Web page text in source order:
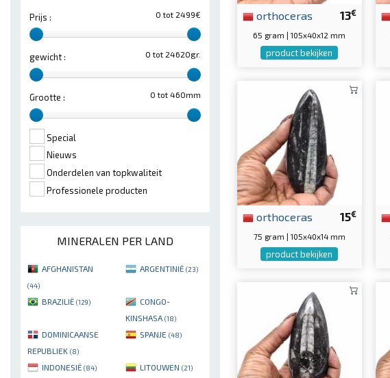
0 tot 2499€
Prijs :
0 tot 24620gr.
gewicht :
0 tot 460mm
Grootte :
Special
Nieuws
Onderdelen van topkwaliteit
Professionele producten
MINERALEN PER LAND
AFGHANISTAN
(44)
ARGENTINIË (23)
BRAZILIË (129)
CONGO-
KINSHASA (18)
DOMINICAANSE
REPUBLIEK (8)
SPANJE (48)
INDONESIË (84) LITOUWEN (21)
13€
orthoceras
65 gram | 105x40x12 mm
product bekijken
15€
orthoceras
75 gram | 105x40x14 mm
product bekijken